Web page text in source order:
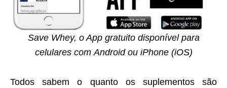
Save Whey, o App gratuito disponível para
celulares com Android ou iPhone (iOS)
Todos sabem o quanto os suplementos são